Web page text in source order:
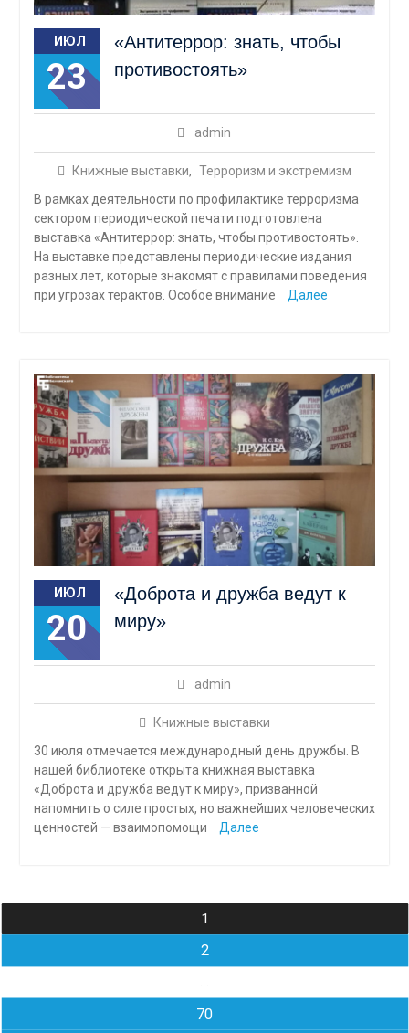
ИЮЛ
23
«Антитеррор: знать, чтобы
противостоять»
admin
Книжные выставки, Терроризм и экстремизм
В рамках деятельности по профилактике терроризма
сектором периодической печати подготовлена
выставка «Антитеррор: знать, чтобы противостоять».
На выставке представлены периодические издания
разных лет, которые знакомят с правилами поведения
при угрозах терактов. Особое внимание
Далее
ИЮЛ
20
«Доброта и дружба ведут к
миру»
admin
Книжные выставки
30 июля отмечается международный день дружбы. В
нашей библиотеке открыта книжная выставка
«Доброта и дружба ведут к миру», призванной
напомнить о силе простых, но важнейших человеческих
ценностей — взаимопомощи
Далее
Навигация
по
записям
1
2
…
70